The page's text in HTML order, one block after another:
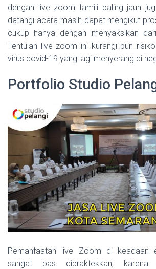
dengan live zoom famili paling jauh
datangi acara masih dapat mengikut
cukup hanya dengan menyaksikan
Tentulah live zoom ini kurangi pun
virus covid-19 yang lagi menyerang di
Portfolio Studio
Pemanfaatan live Zoom di keadaan
sangat pas dipraktekkan, karena